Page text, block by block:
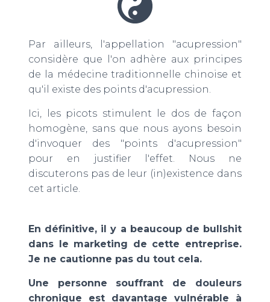
Par ailleurs, l'appellation "acupression"
considère que l'on adhère aux principes
de la médecine traditionnelle chinoise et
qu'il existe des points d'acupression.
Ici, les picots stimulent le dos de façon
homogène, sans que nous ayons besoin
d'invoquer des "points d'acupression"
pour en justifier l'effet. Nous ne
discuterons pas de leur (in)existence dans
cet article.
En définitive, il y a beaucoup de bullshit
dans le marketing de cette entreprise.
Je ne cautionne pas du tout cela.
Une personne souffrant de douleurs
chronique est davantage vulnérable à